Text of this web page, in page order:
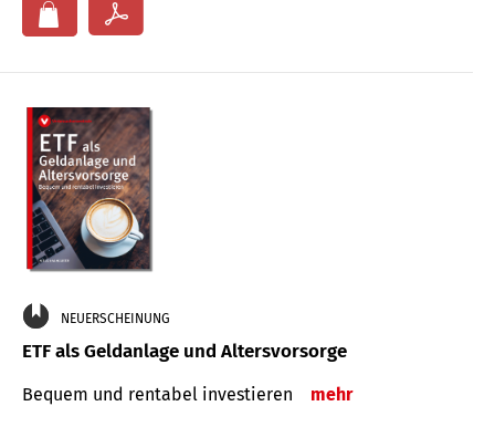
NEUERSCHEINUNG
ETF als Geldanlage und Altersvorsorge
Bequem und rentabel investieren mehr